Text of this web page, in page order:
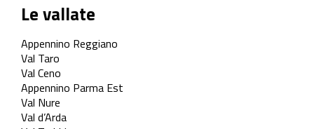
Le vallate
Appennino Reggiano
Val Taro
Val Ceno
Appennino Parma Est
Val Nure
Val d’Arda